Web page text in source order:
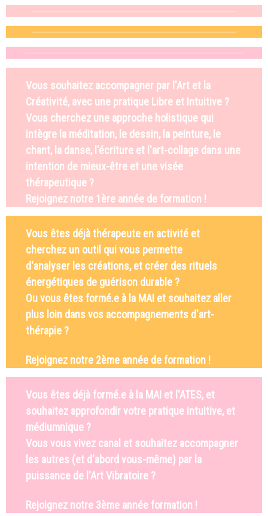
Vous souhaitez accompagner par l'Art et la
Créativité, avec une pratique Libre et Intuitive ?
Vous cherchez une approche holistique qui
intègre la méditation, le dessin, la peinture, le
chant, la danse, l'écriture et l'art-collage dans une
intention de mieux-être et une visée
thérapeutique ?
Rejoignez notre 1ère année de formation !
Vous êtes déjàthérapeute en activité et
cherchez un outil qui vous permette
d'analyser les créations, et créer des rituels
énergétiques de guérison durable ?
Ou vous êtes formé.e à la MAI et souhaitez aller
plus loin dans vos accompagnements d'art-
thérapie ?
Rejoignez notre 2ème année de formation !
Vous êtes déjà formé.e à la MAI et l'ATES, et
souhaitez approfondir votre pratique intuitive, et
médiumnique ?
Vous vous vivez canal et souhaitez accompagner
les autres (et d'abord vous-même) par la
puissance de l'Art Vibratoire ?
Rejoignez notre 3ème année formation !